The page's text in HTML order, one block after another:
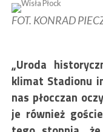
FOT. KONRAD
„Uroda
klimat Stadionu
nas płocczan
je również